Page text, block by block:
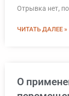
Отрывка нет,
ЧИТАТЬ ДАЛЕЕ »
О